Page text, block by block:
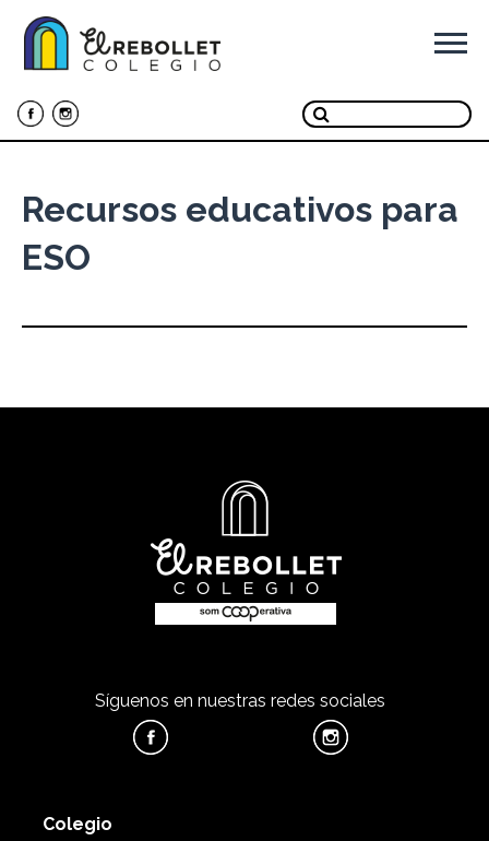
Recursos educativos para
ESO
Síguenos en nuestras redes sociales
Colegio